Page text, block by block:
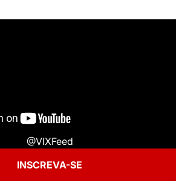
@VIXFeed
INSCREVA-SE